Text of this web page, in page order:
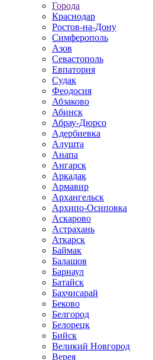
Города
Краснодар
Ростов-на-Дону
Симферополь
Азов
Севастополь
Евпатория
Судак
Феодосия
Абзаково
Абинск
Абрау-Дюрсо
Адербиевка
Алушта
Анапа
Ангарск
Аркадак
Армавир
Архангельск
Архипо-Осиповка
Аскарово
Астрахань
Аткарск
Баймак
Балашов
Барнаул
Батайск
Бахчисарай
Беково
Белгород
Белорецк
Бийск
Великий Новгород
Верея